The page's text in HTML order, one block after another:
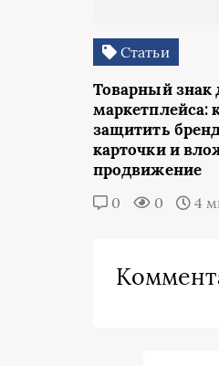
Статьи
Товарный знак
маркетплейса:
защитить
карточки и
продвижение
0 0 4